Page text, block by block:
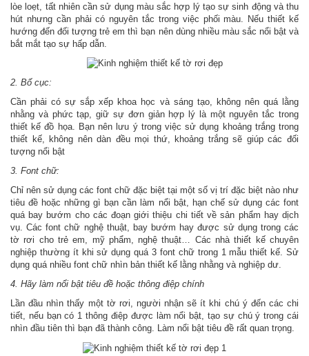
lòe loẹt, tất nhiên cần sử dụng màu sắc hợp lý tạo sự sinh động và thu
hút nhưng cần phải có nguyên tắc trong việc phối màu. Nếu thiết kế
hướng đến đối tượng trẻ em thì bạn nên dùng nhiều màu sắc nổi bật và
bắt mắt tạo sự hấp dẫn.
2. Bố cục:
Cần phải có sự sắp xếp khoa học và sáng tạo, không nên quá lằng
nhằng và phức tạp, giữ sự đơn giản hợp lý là một nguyên tắc trong
thiết kế đồ họa. Bạn nên lưu ý trong việc sử dụng khoảng trắng trong
thiết kế, không nên dàn đều mọi thứ, khoảng trắng sẽ giúp các đối
tượng nổi bật
3. Font chữ:
Chỉ nên sử dụng các font chữ đặc biệt tại một số vị trí đặc biệt nào như
tiêu đề hoặc những gì bạn cần làm nổi bật, hạn chế sử dụng các font
quá bay bướm cho các đoạn giới thiệu chi tiết về sản phẩm hay dịch
vụ. Các font chữ nghệ thuật, bay bướm hay được sử dụng trong các
tờ rơi cho trẻ em, mỹ phẩm, nghệ thuật… Các nhà thiết kế chuyên
nghiệp thường ít khi sử dụng quá 3 font chữ trong 1 mẫu thiết kế. Sử
dụng quá nhiều font chữ nhìn bản thiết kế lằng nhằng và nghiệp dư.
4. Hãy làm nổi bật tiêu đề hoặc thông điệp chính
Lần đầu nhìn thấy một tờ rơi, người nhận sẽ ít khi chú ý đến các chi
tiết, nếu bạn có 1 thông điệp được làm nổi bật, tạo sự chú ý trong cái
nhìn đầu tiên thì bạn đã thành công. Làm nổi bật tiêu đề rất quan trọng.